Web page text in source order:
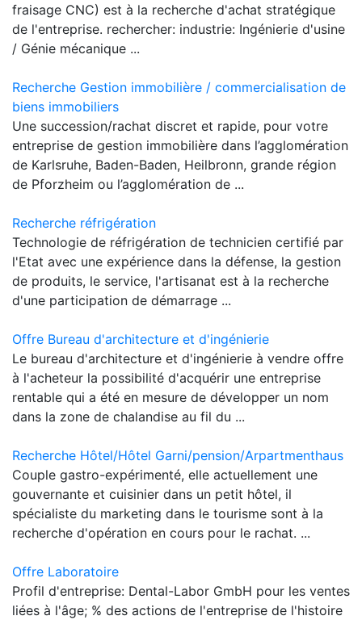
fraisage CNC) est à la recherche d'achat stratégique
de l'entreprise. rechercher: industrie: Ingénierie d'usine
/ Génie mécanique ...
Recherche Gestion immobilière / commercialisation de
biens immobiliers
Une succession/rachat discret et rapide, pour votre
entreprise de gestion immobilière dans l’agglomération
de Karlsruhe, Baden-Baden, Heilbronn, grande région
de Pforzheim ou l’agglomération de ...
Recherche réfrigération
Technologie de réfrigération de technicien certifié par
l'Etat avec une expérience dans la défense, la gestion
de produits, le service, l'artisanat est à la recherche
d'une participation de démarrage ...
Offre Bureau d'architecture et d'ingénierie
Le bureau d'architecture et d'ingénierie à vendre offre
à l'acheteur la possibilité d'acquérir une entreprise
rentable qui a été en mesure de développer un nom
dans la zone de chalandise au fil du ...
Recherche Hôtel/Hôtel Garni/pension/Arpartmenthaus
Couple gastro-expérimenté, elle actuellement une
gouvernante et cuisinier dans un petit hôtel, il
spécialiste du marketing dans le tourisme sont à la
recherche d'opération en cours pour le rachat. ...
Offre Laboratoire
Profil d'entreprise: Dental-Labor GmbH pour les ventes
liées à l'âge; % des actions de l'entreprise de l'histoire